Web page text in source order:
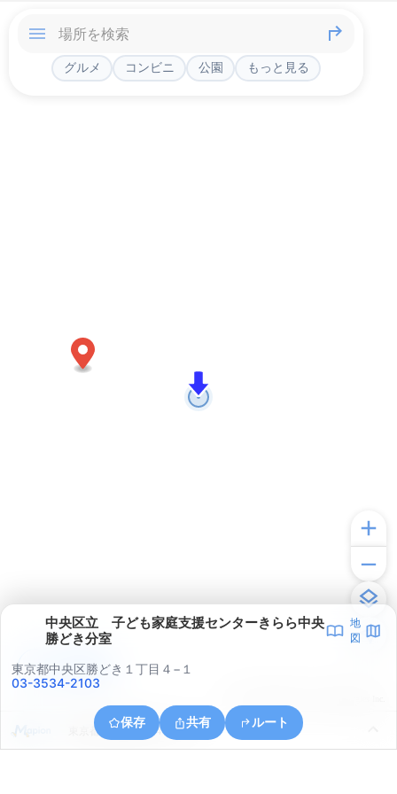
グルメ コンビニ 公園 もっと見る
中央区立 子ども家庭支援センターきらら中央
勝どき分室
地
図
東京都中央区勝どき１丁目４−１
03-3534-2103
保存 共有 ルート
東京都江東区豊洲４丁目９
アプリで見る